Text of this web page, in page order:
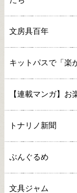
文房具百年
キットパスで「楽
【連載マンガ】お
トナリノ新聞
ぶんぐるめ
文具ジャム